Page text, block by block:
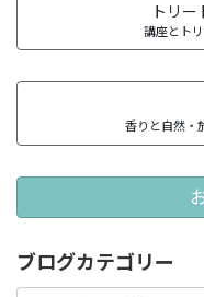
トリ
講座とト
香りと自然・
ブログカテゴリー
ブ